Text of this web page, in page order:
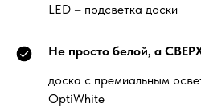
LED – подсветка доски
Не просто белой, а
доска с премиальным
OptiWhite